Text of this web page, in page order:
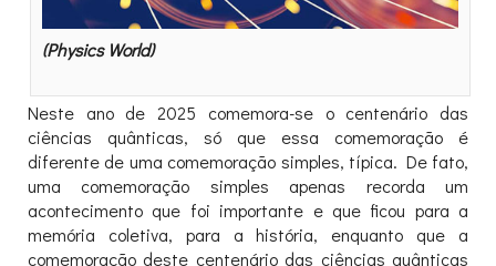
(Physics World)
Neste ano de 2025 comemora-se o centenário das
ciências quânticas, só que essa comemoração é
diferente de uma comemoração simples, típica. De fato,
uma comemoração simples apenas recorda um
acontecimento que foi importante e que ficou para a
memória coletiva, para a história, enquanto que a
comemoração deste centenário das ciências quânticas